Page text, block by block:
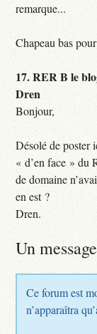
remarque...
Chapeau bas
17.RER B le
Dren
Bonjour,
Désolé de poster
« d’en face » du
de domaine
en est ?
Dren.
Un
Ce forum est
n’apparaîtra